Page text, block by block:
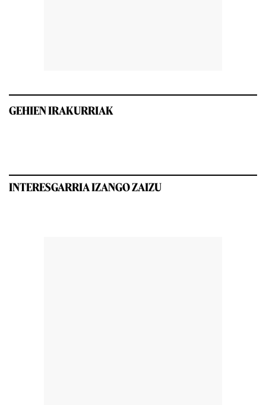
GEHIEN IRAKURRIAK
INTERESGARRIA IZANGO ZAIZU